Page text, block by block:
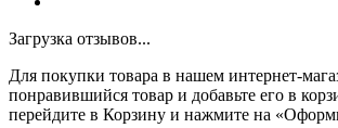
Загрузка отзывов...
Для покупки товара в нашем интернет-
понравившийся товар и добавьте его в
перейдите в Корзину и нажмите на